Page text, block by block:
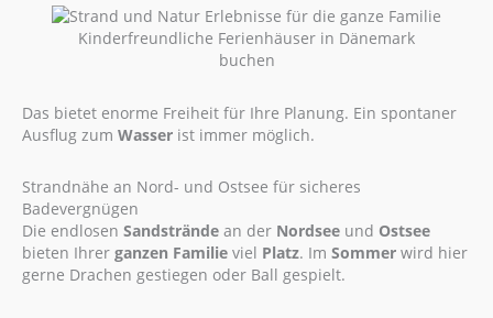
Kinderfreundliche Ferienhäuser in Dänemark
buchen
Das bietet enorme Freiheit für Ihre Planung. Ein spontaner
Ausflug zum Wasser ist immer möglich.
Strandnähe an Nord- und Ostsee für sicheres
Badevergnügen
Die endlosen Sandstrände an der Nordsee und Ostsee
bieten Ihrer ganzen Familie viel Platz. Im Sommer wird hier
gerne Drachen gestiegen oder Ball gespielt.